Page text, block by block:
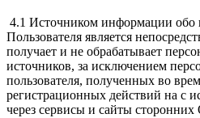
4.1 Источником информации обо
Пользователя является
получает и не обрабатывает
источников, за исключением
пользователя, полученных во
регистрационных действий на с
через сервисы и сайты сторонних